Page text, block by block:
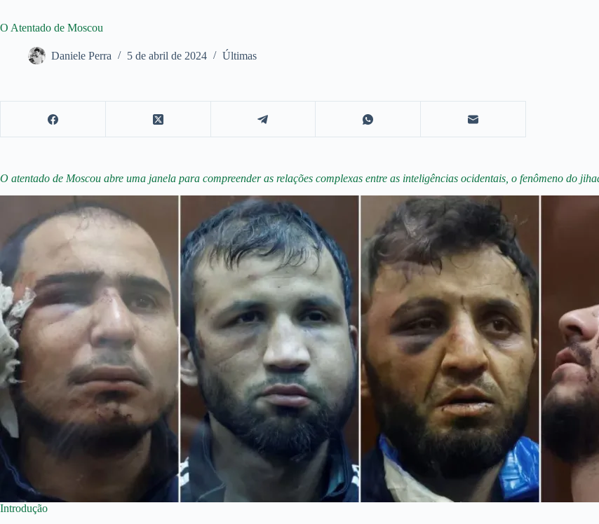
O Atentado de Moscou
Daniele Perra 5 de abril de 2024 Últimas
O atentado de Moscou abre uma janela para compreender as relações complexas entre as inteligências ocidentais, o fenômeno do
Introdução